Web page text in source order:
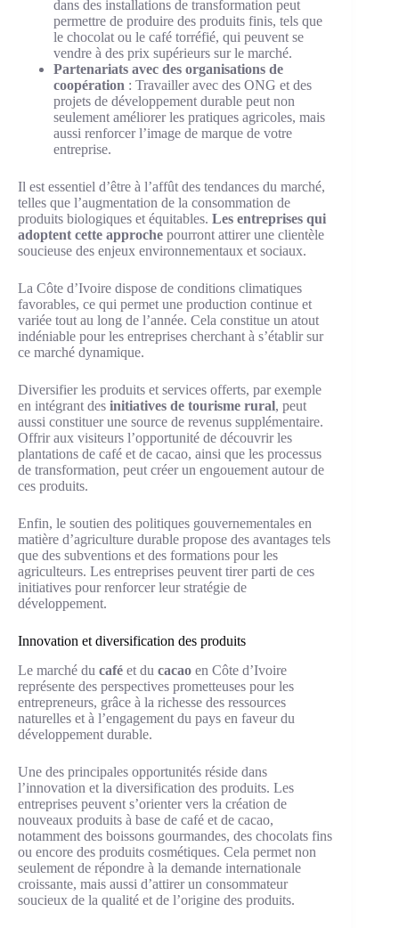
dans des installations de transformation peut
permettre de produire des produits finis, tels que
le chocolat ou le café torréfié, qui peuvent se
vendre à des prix supérieurs sur le marché.
Partenariats avec des organisations de
coopération : Travailler avec des ONG et des
projets de développement durable peut non
seulement améliorer les pratiques agricoles, mais
aussi renforcer l’image de marque de votre
entreprise.
Il est essentiel d’être à l’affût des tendances du marché,
telles que l’augmentation de la consommation de
produits biologiques et équitables. Les entreprises qui
adoptent cette approche pourront attirer une clientèle
soucieuse des enjeux environnementaux et sociaux.
La Côte d’Ivoire dispose de conditions climatiques
favorables, ce qui permet une production continue et
variée tout au long de l’année. Cela constitue un atout
indéniable pour les entreprises cherchant à s’établir sur
ce marché dynamique.
Diversifier les produits et services offerts, par exemple
en intégrant des initiatives de tourisme rural, peut
aussi constituer une source de revenus supplémentaire.
Offrir aux visiteurs l’opportunité de découvrir les
plantations de café et de cacao, ainsi que les processus
de transformation, peut créer un engouement autour de
ces produits.
Enfin, le soutien des politiques gouvernementales en
matière d’agriculture durable propose des avantages tels
que des subventions et des formations pour les
agriculteurs. Les entreprises peuvent tirer parti de ces
initiatives pour renforcer leur stratégie de
développement.
Innovation et diversification des produits
Le marché du café et du cacao en Côte d’Ivoire
représente des perspectives prometteuses pour les
entrepreneurs, grâce à la richesse des ressources
naturelles et à l’engagement du pays en faveur du
développement durable.
Une des principales opportunités réside dans
l’innovation et la diversification des produits. Les
entreprises peuvent s’orienter vers la création de
nouveaux produits à base de café et de cacao,
notamment des boissons gourmandes, des chocolats fins
ou encore des produits cosmétiques. Cela permet non
seulement de répondre à la demande internationale
croissante, mais aussi d’attirer un consommateur
soucieux de la qualité et de l’origine des produits.